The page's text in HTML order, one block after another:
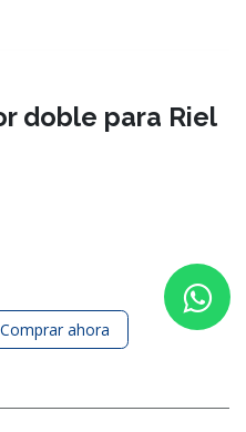
doble para Riel
Comprar ahora